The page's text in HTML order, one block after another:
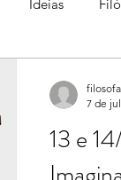
Ideias
13 e
7 de